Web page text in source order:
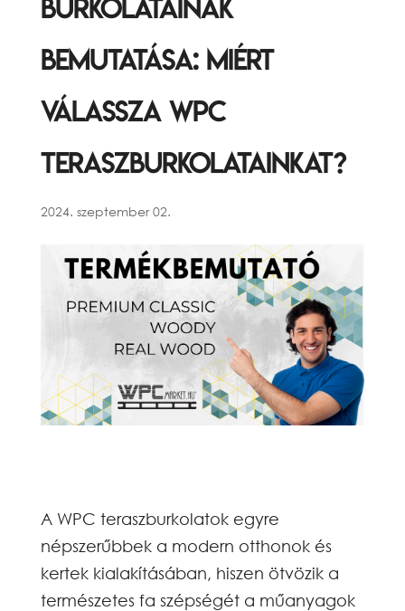
burkolatainak
Bemutatása: Miért
Válassza WPC
Teraszburkolatainkat?
2024. szeptember 02.
A WPC teraszburkolatok egyre
népszerűbbek a modern otthonok és
kertek kialakításában, hiszen ötvözik a
természetes fa szépségét a műanyagok